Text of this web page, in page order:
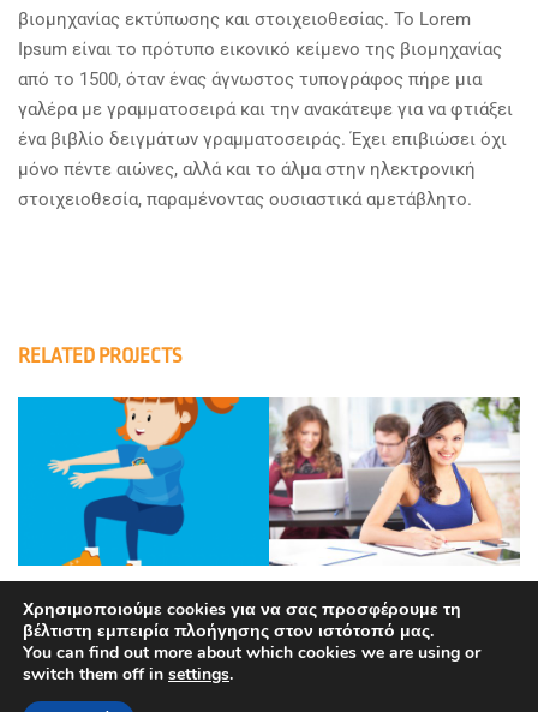
βιομηχανίας εκτύπωσης και στοιχειοθεσίας. Το Lorem
Ipsum είναι το πρότυπο εικονικό κείμενο της βιομηχανίας
από το 1500, όταν ένας άγνωστος τυπογράφος πήρε μια
γαλέρα με γραμματοσειρά και την ανακάτεψε για να φτιάξει
ένα βιβλίο δειγμάτων γραμματοσειράς. Έχει επιβιώσει όχι
μόνο πέντε αιώνες, αλλά και το άλμα στην ηλεκτρονική
στοιχειοθεσία, παραμένοντας ουσιαστικά αμετάβλητο.
RELATED PROJECTS
Copyright © Ευρωπαϊκός Οργανισμός Διαστήματος. Όλα τα
Χρησιμοποιούμε cookies για να σας προσφέρουμε τη
βέλτιστη εμπειρία πλοήγησης στον ιστότοπό μας.
You can find out more about which cookies we are using or
switch them off in settings.